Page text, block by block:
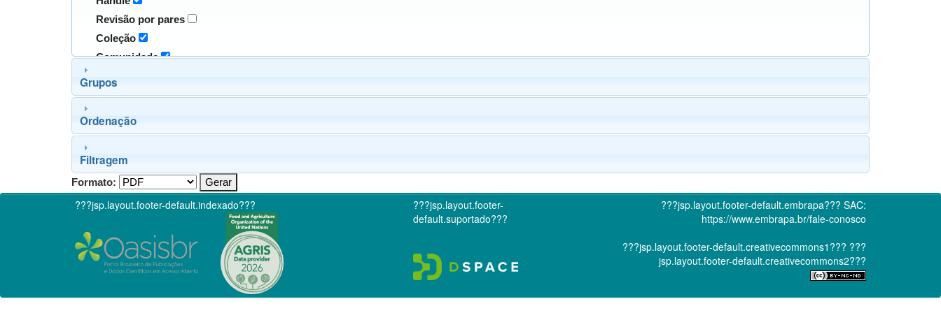
Revisão por pares
Coleção
Comunidade
Grupos
Ordenação
Filtragem
Formato:
???jsp.layout.footer-default.indexado???
???jsp.layout.footer-
default.suportado???
???jsp.layout.footer-default.embrapa??? SAC:
https://www.embrapa.br/fale-conosco
???jsp.layout.footer-default.creativecommons1??? ???
jsp.layout.footer-default.creativecommons2???